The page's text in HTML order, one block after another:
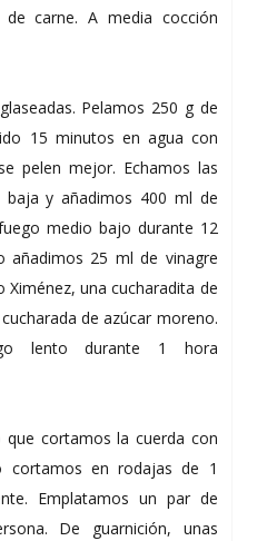
carne. A media cocción
Pelamos 250 g de
15 minutos en agua con
pelen mejor. Echamos las
baja y añadimos 400 ml de
medio bajo durante 12
añadimos 25 ml de vinagre
una cucharadita de
de azúcar moreno.
lento durante 1 hora
cortamos la cuerda con
cortamos en rodajas de 1
Emplatamos un par de
De guarnición, unas